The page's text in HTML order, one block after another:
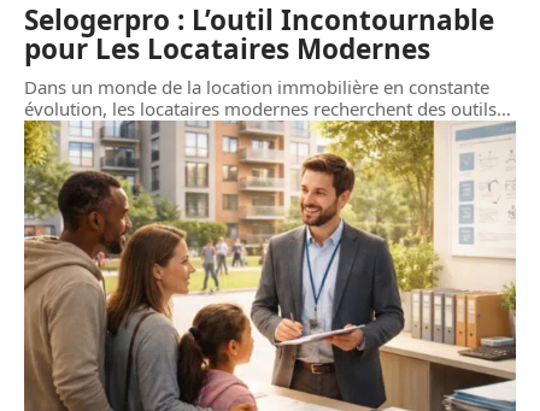
Selogerpro : L’outil Incontournable
pour Les Locataires Modernes
Dans un monde de la location immobilière en constante
évolution, les locataires modernes recherchent des outils…